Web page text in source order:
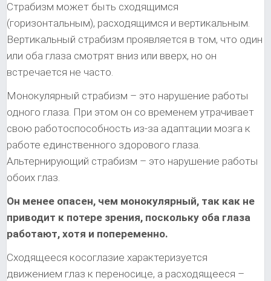
Страбизм может быть сходящимся
(горизонтальным), расходящимся и вертикальным.
Вертикальный страбизм проявляется в том, что один
или оба глаза смотрят вниз или вверх, но он
встречается не часто.
Монокулярный страбизм – это нарушение работы
одного глаза. При этом он со временем утрачивает
свою работоспособность из-за адаптации мозга к
работе единственного здорового глаза.
Альтернирующий страбизм – это нарушение работы
обоих глаз.
Он менее опасен, чем монокулярный, так как не
приводит к потере зрения, поскольку оба глаза
работают, хотя и попеременно.
Сходящееся косоглазие характеризуется
движением глаз к переносице, а расходящееся –